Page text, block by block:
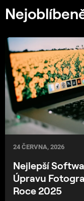
24 ČERVNA, 2026
Nejlepší
Úpravu
Roce 2025